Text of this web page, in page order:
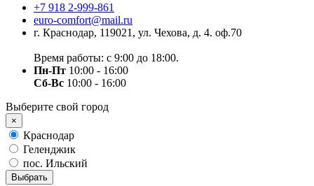
+7 918 2-999-861
euro-comfort@mail.ru
г. Краснодар, 119021, ул. Чехова, д. 4. оф.70
Время работы: с 9:00 до 18:00.
Пн-Пт 10:00 - 16:00
Сб-Вс 10:00 - 16:00
Выберите свой город
×
Краснодар
Геленджик
пос. Ильский
Выбрать